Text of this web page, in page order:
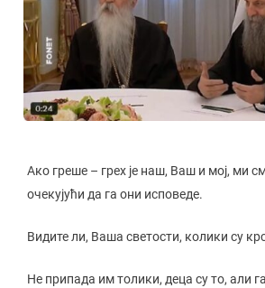
Ако греше – грех је наш, Ваш и мој, ми
очекујући да га они исповеде.
Видите ли, Ваша светости, колики су
Не припада им толики, деца су то, али